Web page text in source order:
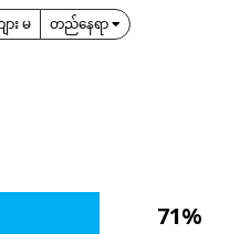
ား မ တည်နေရာ
71%